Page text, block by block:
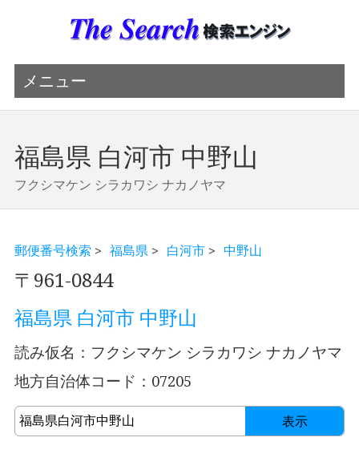
メニュー
福島県 白河市 中野山
フクシマケン シラカワシ ナカノヤマ
郵便番号検索 > 福島県 > 白河市> 中野山
〒961-0844
福島県 白河市 中野山
読み仮名：フクシマケン シラカワシ ナカノヤマ
地方自治体コード：07205
表示